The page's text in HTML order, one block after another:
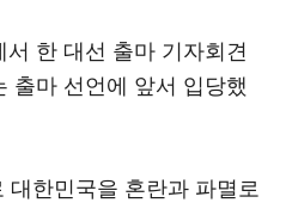
한 대선 출마 기자회견
출마 선언에 앞서 입당했
대한민국을 혼란과 파멸로